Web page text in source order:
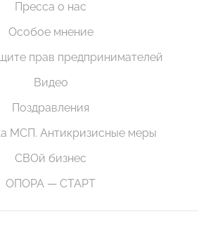
Пресса о нас
Особое мнение
прав предпринимателей
Видео
Поздравления
МСП. Антикризисные меры
СВОй бизнес
ОПОРА — СТАРТ